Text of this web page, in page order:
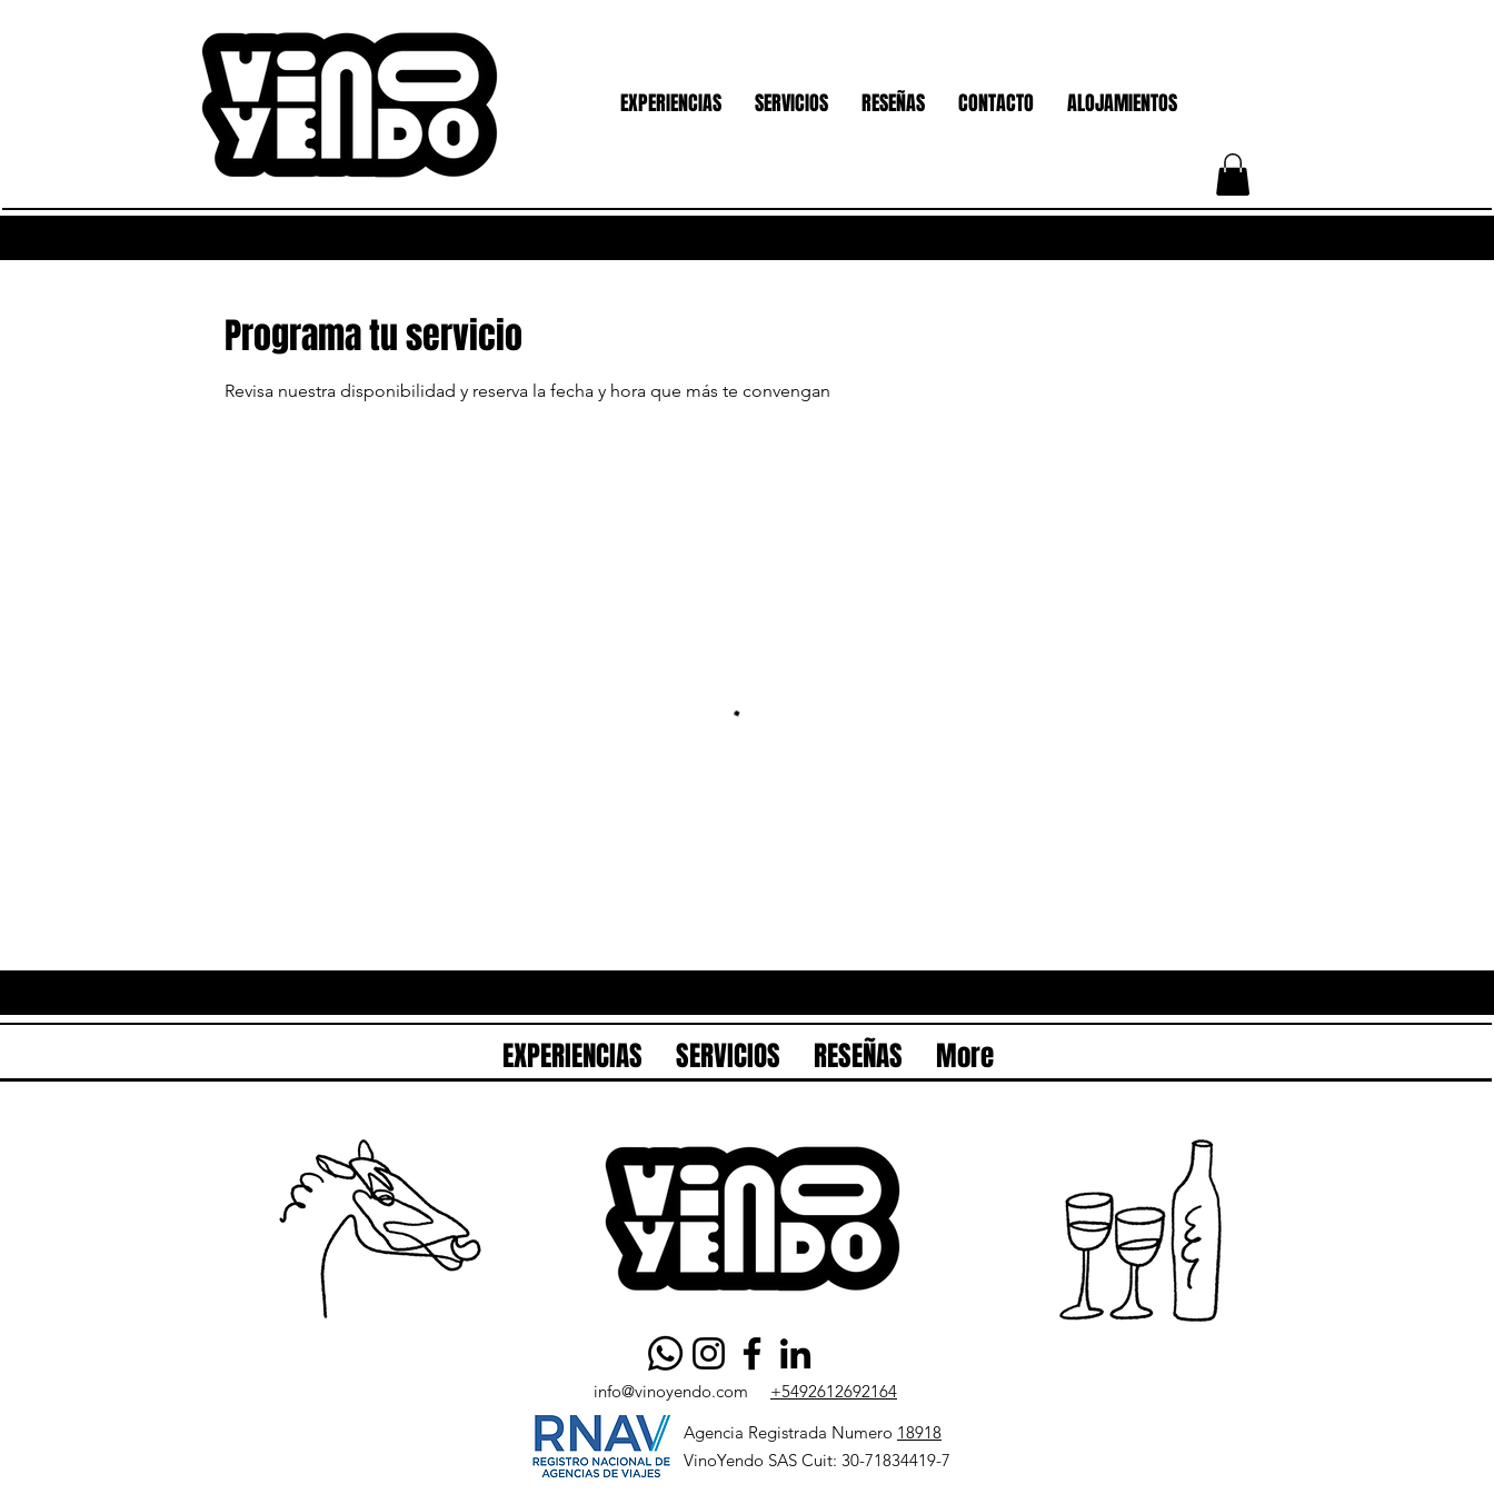
EXPERIENCIAS SERVICIOS RESEÑAS CONTACTO ALOJAMIENTOS
Programa tu servicio
Revisa nuestra disponibilidad y reserva la fecha y hora que más te convengan
EXPERIENCIAS SERVICIOS RESEÑAS More
info@vinoyendo.com
+5492612692164
Agencia Registrada Numero 18918
VinoYendo SAS Cuit: 30-71834419-7